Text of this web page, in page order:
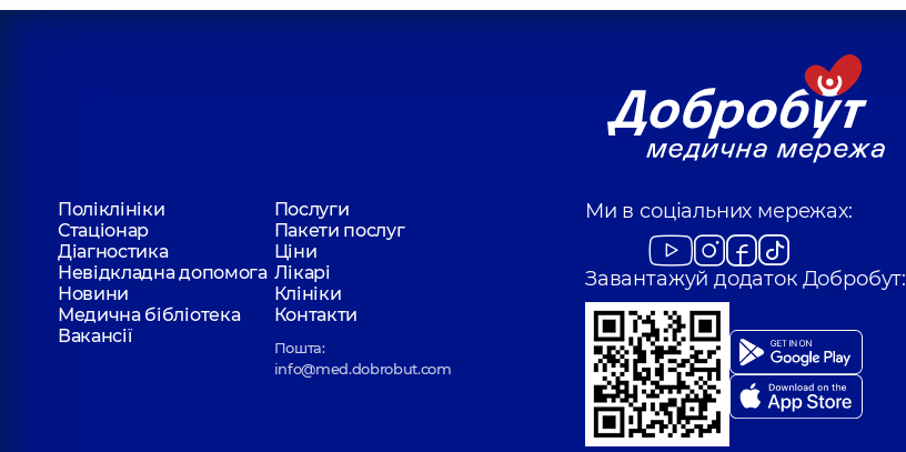
Поліклініки
Послуги
Стаціонар
Пакети послуг
Діагностика
Ціни
Невідкладна допомога Лікарі
Новини
Клініки
Медична бібліотека
Контакти
Вакансії
Пошта:
info@med.dobrobut.com
Ми в соціальних мережах:
Завантажуй додаток Добробут: